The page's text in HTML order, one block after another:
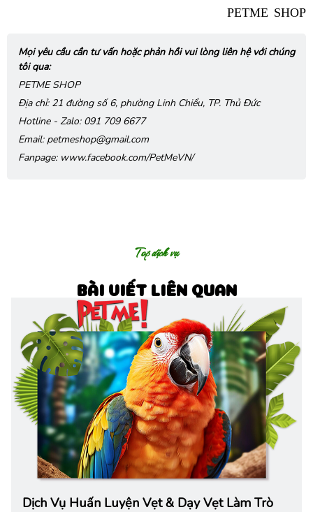
PETME SHOP
Mọi yêu cầu cần tư vấn hoặc phản hồi vui lòng liên hệ với chúng
tôi qua:
PETME SHOP
Địa chỉ: 21 đường số 6, phường Linh Chiểu, TP. Thủ Đức
Hotline - Zalo: 091 709 6677
Email: petmeshop@gmail.com
Fanpage: www.facebook.com/PetMeVN/
Top dịch vụ
BÀI VIẾT LIÊN QUAN
Dịch Vụ Huấn Luyện Vẹt & Dạy Vẹt Làm Trò